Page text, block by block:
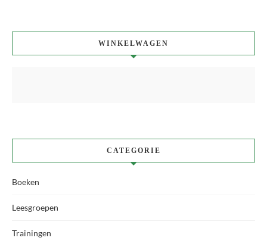
WINKELWAGEN
CATEGORIE
Boeken
Leesgroepen
Trainingen